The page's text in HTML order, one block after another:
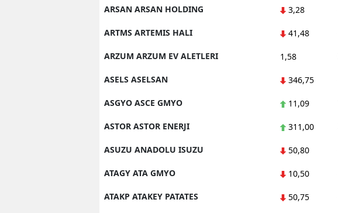
ARSAN ARSAN HOLDING 3,28
ARTMS ARTEMIS HALI 41,48
ARZUM ARZUM EV ALETLERI 1,58
ASELS ASELSAN 346,75
ASGYO ASCE GMYO 11,09
ASTOR ASTOR ENERJI 311,00
ASUZU ANADOLU ISUZU 50,80
ATAGY ATA GMYO 10,50
ATAKP ATAKEY PATATES 50,75